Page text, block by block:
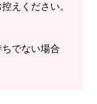
えください。
でない場合